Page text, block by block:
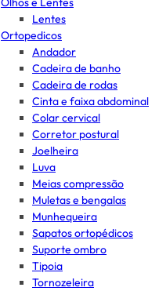
Lentes
Ortopedicos
Andador
Cadeira de banho
Cadeira de rodas
Cinta e faixa abdominal
Colar cervical
Corretor postural
Joelheira
Luva
Meias compressão
Muletas e bengalas
Munhequeira
Sapatos ortopédicos
Suporte ombro
Tipoia
Tornozeleira